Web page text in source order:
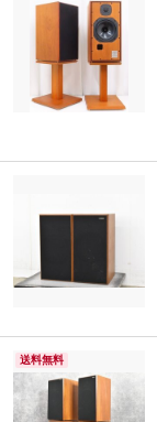
送料無料